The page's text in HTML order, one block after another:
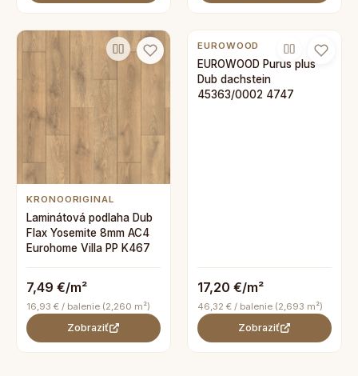
KRONOORIGINAL
Laminátová podlaha Dub
Flax Yosemite 8mm AC4
Eurohome Villa PP K467
7,49 €/m²
16,93 € / balenie (2,260 m²)
Zobraziť
EUROWOOD
EUROWOOD Purus plus
Dub dachstein
45363/0002 4747
17,20 €/m²
46,32 € / balenie (2,693 m²)
Zobraziť